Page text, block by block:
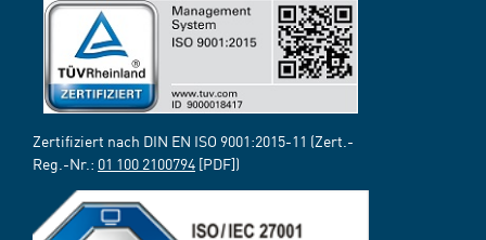
Zertifiziert nach DIN EN ISO 9001:2015-11 (Zert.-
Reg.-Nr.: 01 100 2100794 [PDF])